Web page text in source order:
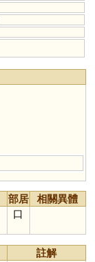
部居
相關異體
口
註解